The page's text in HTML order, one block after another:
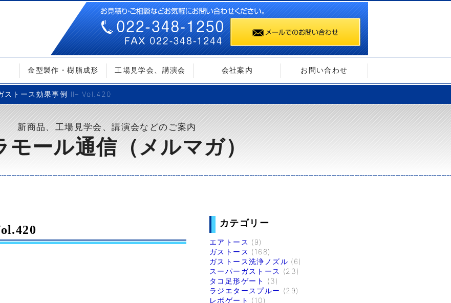
金型製作・樹脂成形 工場見学会、講演会 会社案内 お問い合わせ
ストース効果事例 Ⅱ– Vol.420
新商品、工場見学会、講演会などのご案内
モール通信（メルマガ）
カテゴリー
エアトース (9)
ガストース (168)
ガストース洗浄ノズル (6)
スーパーガストース (23)
タコ足形ゲート
(3)
ラジエタースプルー (29)
レボゲート (10)